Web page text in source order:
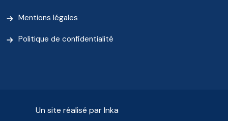
Mentions légales
Politique de confidentialité
Un site réalisé par Inka